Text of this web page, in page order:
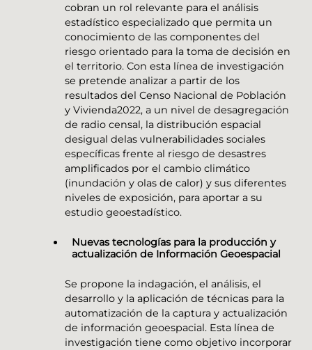
cobran un rol relevante para el análisis
estadístico especializado que permita un
conocimiento de las componentes del
riesgo orientado para la toma de decisión en
el territorio. Con esta línea de investigación
se pretende analizar a partir de los
resultados del Censo Nacional de Población
y Vivienda2022, a un nivel de desagregación
de radio censal, la distribución espacial
desigual delas vulnerabilidades sociales
específicas frente al riesgo de desastres
amplificados por el cambio climático
(inundación y olas de calor) y sus diferentes
niveles de exposición, para aportar a su
estudio geoestadístico.
Nuevas tecnologías para la producción y
actualización de Información Geoespacial
Se propone la indagación, el análisis, el
desarrollo y la aplicación de técnicas para la
automatización de la captura y actualización
de información geoespacial. Esta línea de
investigación tiene como objetivo incorporar